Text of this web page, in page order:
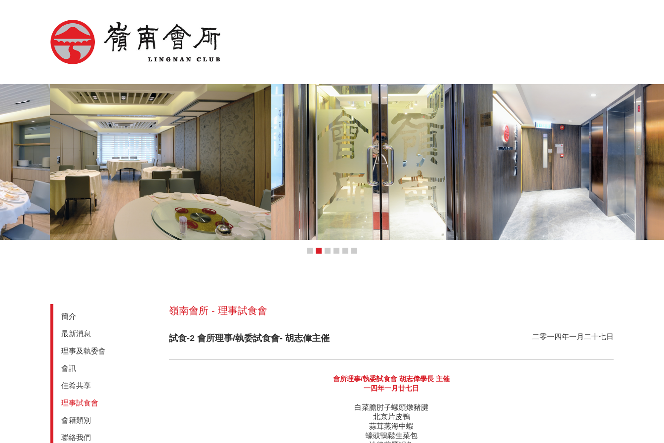
簡介
最新消息
理事及執委會
會訊
佳肴共享
理事試食會
會籍類別
聯絡我們
嶺南會所 - 理事試食會
試食-2 會所理事/執委試食會- 胡志偉主催 二零一四年一月二十七日
會所理事/執委試食會 胡志偉學長 主催
一四年一月廿七日
白菜膽肘子螺頭燉豬腱
北京片皮鴨
蒜茸蒸海中蝦
蠔豉鴨鬆生菜包